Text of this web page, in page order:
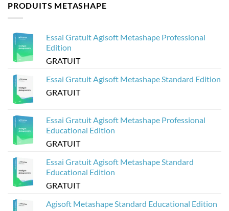
sans
planter
d’Agisoft
Metashape
Comment
créer
Web
partir
modèles
Agisoft
Metashape
PRODUITS METASHAPE
Essai Gratuit Agisoft Metashape Professional
Edition
GRATUIT
Essai Gratuit Agisoft Metashape Standard Edition
GRATUIT
Essai Gratuit Agisoft Metashape Professional
Educational Edition
GRATUIT
Essai Gratuit Agisoft Metashape Standard
Educational Edition
GRATUIT
Agisoft Metashape Standard Educational Edition